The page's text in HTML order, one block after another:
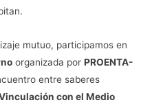
mutuo, participamos en
organizada por PROENTA-
entre saberes
con el Medio